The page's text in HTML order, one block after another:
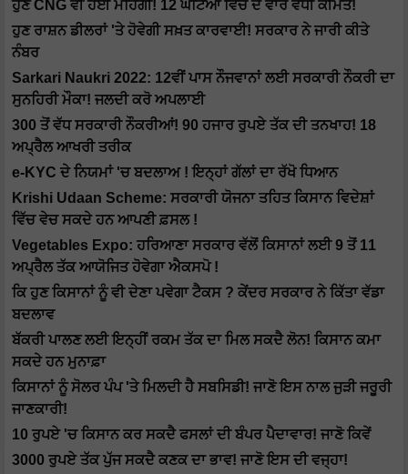
ਹੁਣ CNG ਵੀ ਹੋਈ ਮਹਿੰਗੀ! 12 ਘੰਟਿਆਂ ਵਿੱਚ ਦੋ ਵਾਰ ਵਧੀ ਕੀਮਤ!
ਹੁਣ ਰਾਸ਼ਨ ਡੀਲਰਾਂ 'ਤੇ ਹੋਵੇਗੀ ਸਖ਼ਤ ਕਾਰਵਾਈ! ਸਰਕਾਰ ਨੇ ਜਾਰੀ ਕੀਤੇ
ਨੰਬਰ
Sarkari Naukri 2022: 12ਵੀਂ ਪਾਸ ਨੌਜਵਾਨਾਂ ਲਈ ਸਰਕਾਰੀ ਨੌਕਰੀ ਦਾ
ਸੁਨਹਿਰੀ ਮੌਕਾ! ਜਲਦੀ ਕਰੋ ਅਪਲਾਈ
300 ਤੋਂ ਵੱਧ ਸਰਕਾਰੀ ਨੌਕਰੀਆਂ! 90 ਹਜਾਰ ਰੁਪਏ ਤੱਕ ਦੀ ਤਨਖਾਹ! 18
ਅਪ੍ਰੈਲ ਆਖਰੀ ਤਰੀਕ
e-KYC ਦੇ ਨਿਯਮਾਂ 'ਚ ਬਦਲਾਅ ! ਇਨ੍ਹਾਂ ਗੱਲਾਂ ਦਾ ਰੱਖੋ ਧਿਆਨ
Krishi Udaan Scheme: ਸਰਕਾਰੀ ਯੋਜਨਾ ਤਹਿਤ ਕਿਸਾਨ ਵਿਦੇਸ਼ਾਂ
ਵਿੱਚ ਵੇਚ ਸਕਦੇ ਹਨ ਆਪਣੀ ਫ਼ਸਲ !
Vegetables Expo: ਹਰਿਆਣਾ ਸਰਕਾਰ ਵੱਲੋਂ ਕਿਸਾਨਾਂ ਲਈ 9 ਤੋਂ 11
ਅਪ੍ਰੈਲ ਤੱਕ ਆਯੋਜਿਤ ਹੋਵੇਗਾ ਐਕਸਪੋ !
ਕਿ ਹੁਣ ਕਿਸਾਨਾਂ ਨੂੰ ਵੀ ਦੇਣਾ ਪਵੇਗਾ ਟੈਕਸ ? ਕੇਂਦਰ ਸਰਕਾਰ ਨੇ ਕਿੱਤਾ ਵੱਡਾ
ਬਦਲਾਵ
ਬੱਕਰੀ ਪਾਲਣ ਲਈ ਇਨ੍ਹੀਂ ਰਕਮ ਤੱਕ ਦਾ ਮਿਲ ਸਕਦੈ ਲੋਨ! ਕਿਸਾਨ ਕਮਾ
ਸਕਦੇ ਹਨ ਮੁਨਾਫ਼ਾ
ਕਿਸਾਨਾਂ ਨੂੰ ਸੋਲਰ ਪੰਪ 'ਤੇ ਮਿਲਦੀ ਹੈ ਸਬਸਿਡੀ! ਜਾਣੋ ਇਸ ਨਾਲ ਜੁੜੀ ਜਰੂਰੀ
ਜਾਣਕਾਰੀ!
10 ਰੁਪਏ 'ਚ ਕਿਸਾਨ ਕਰ ਸਕਦੈ ਫਸਲਾਂ ਦੀ ਬੰਪਰ ਪੈਦਾਵਾਰ! ਜਾਣੋ ਕਿਵੇਂ
3000 ਰੁਪਏ ਤੱਕ ਪੁੱਜ ਸਕਦੈ ਕਣਕ ਦਾ ਭਾਵ! ਜਾਣੋ ਇਸ ਦੀ ਵਜ੍ਹਾ!